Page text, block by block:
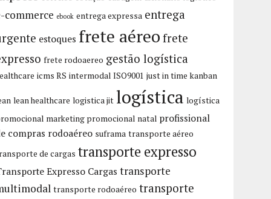
commerce ebook entrega expressa entrega
estoques frete aéreo frete
frete rodoaereo gestão logística
icms RS intermodal ISO9001 just in time kanban
lean healthcare logistica jit logística logística
marketing promocional natal profissional
compras rodoaéreo suframa transporte aéreo
de cargas transporte expresso
Expresso Cargas transporte
transporte rodoaéreo transporte